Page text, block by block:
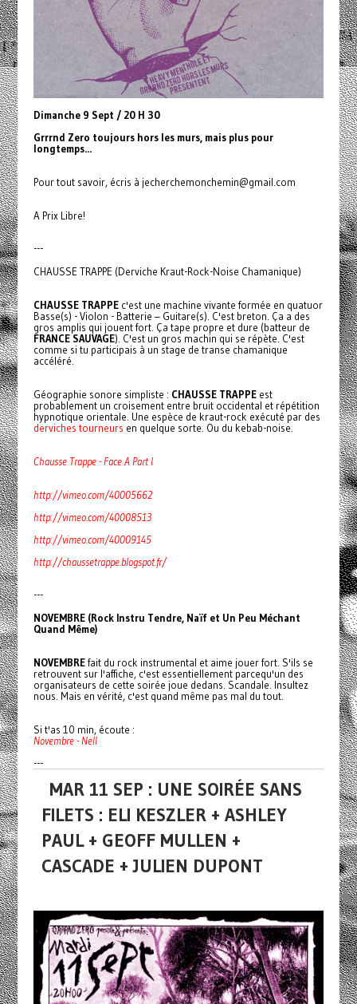
Dimanche 9 Sept / 20 H 30
Grrrnd Zero toujours hors les murs, mais plus pour
longtemps...
Pour tout savoir, écris à jecherchemonchemin@gmail.com
A Prix Libre!
---
CHAUSSE TRAPPE (Derviche Kraut-Rock-Noise Chamanique)
CHAUSSE TRAPPEc'est une machine vivante formée en quatuor
Basse(s) - Violon - Batterie – Guitare(s). C'est breton. Ça a des
gros amplis qui jouent fort. Ça tape propre et dure (batteur de
FRANCE SAUVAGE). C'est un gros machin qui se répète. C'est
comme si tu participais à un stage de transe chamanique
accéléré.
Géographie sonore simpliste : CHAUSSE TRAPPEest
probablement un croisement entre bruit occidental et répétition
hypnotique orientale. Une espèce de kraut-rock exécuté par des
derviches tourneurs en quelque sorte. Ou du kebab-noise.
Chausse Trappe - Face A Part I
http://vimeo.com/40005662
http://vimeo.com/40008513
http://vimeo.com/40009145
http://chaussetrappe.blogspot.fr/
---
NOVEMBRE (Rock Instru Tendre, Naïf et Un Peu Méchant
Quand Même)
NOVEMBREfait du rock instrumental et aime jouer fort. S'ils se
retrouvent sur l'affiche, c'est essentiellement parcequ'un des
organisateurs de cette soirée joue dedans. Scandale. Insultez
nous. Mais en vérité, c'est quand même pas mal du tout.
Si t'as 10 min, écoute :
Novembre - Nell
---
MAR 11 SEP : UNE SOIRÉE SANS
FILETS : ELI KESZLER + ASHLEY
PAUL + GEOFF MULLEN +
CASCADE + JULIEN DUPONT